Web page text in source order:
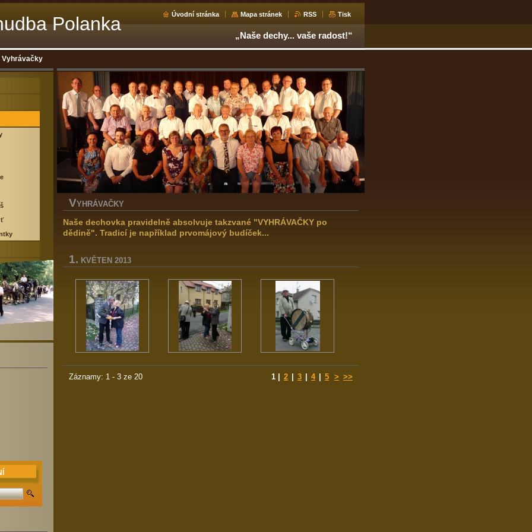
Polanka Úvodní stránka Mapa stránek RSS Tisk
„Naše dechy... vaše radost!“
Vyhrávačky
VYHRÁVAČKY
Naše dechovka pravidelně absolvuje takzvané "VYHRÁVAČKY po
dědině". Tradicí je například prvomájový budíček...
1. KVĚTEN 2013
Záznamy: 1 - 3 ze 20 1 2 3 4 5 > >>